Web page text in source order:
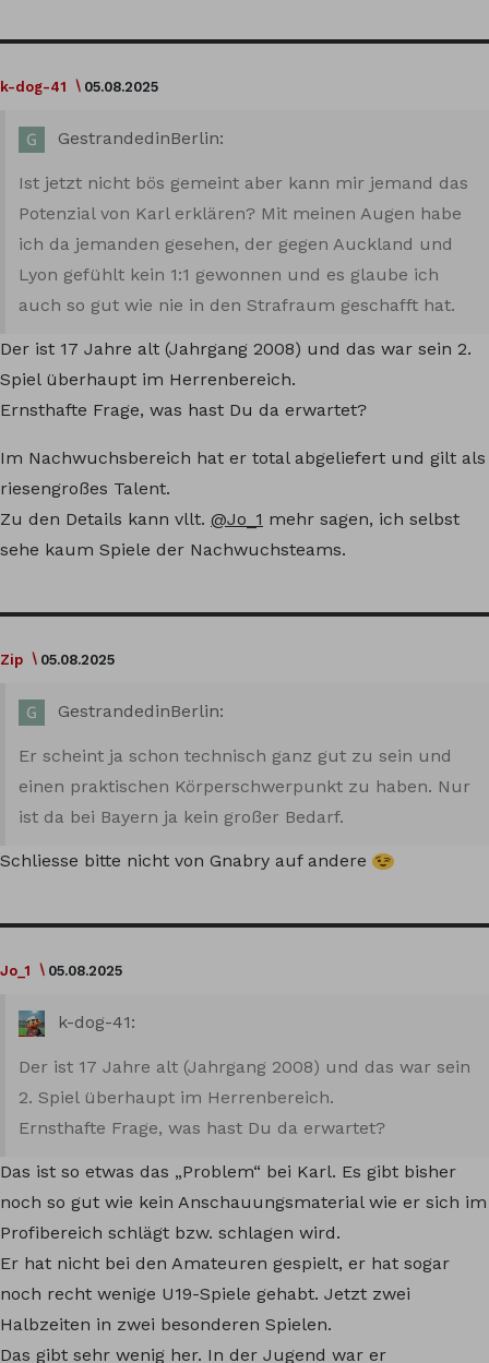
k-dog-41 05.08.2025
GestrandedinBerlin:
Ist jetzt nicht bös gemeint aber kann mir jemand das
Potenzial von Karl erklären? Mit meinen Augen habe
ich da jemanden gesehen, der gegen Auckland und
Lyon gefühlt kein 1:1 gewonnen und es glaube ich
auch so gut wie nie in den Strafraum geschafft hat.
Der ist 17 Jahre alt (Jahrgang 2008) und das war sein 2.
Spiel überhaupt im Herrenbereich.
Ernsthafte Frage, was hast Du da erwartet?
Im Nachwuchsbereich hat er total abgeliefert und gilt als
riesengroßes Talent.
Zu den Details kann vllt. @Jo_1 mehr sagen, ich selbst
sehe kaum Spiele der Nachwuchsteams.
Zip 05.08.2025
GestrandedinBerlin:
Er scheint ja schon technisch ganz gut zu sein und
einen praktischen Körperschwerpunkt zu haben. Nur
ist da bei Bayern ja kein großer Bedarf.
Schliesse bitte nicht von Gnabry auf andere
Jo_1 05.08.2025
k-dog-41:
Der ist 17 Jahre alt (Jahrgang 2008) und das war sein
2. Spiel überhaupt im Herrenbereich.
Ernsthafte Frage, was hast Du da erwartet?
Das ist so etwas das „Problem“ bei Karl. Es gibt bisher
noch so gut wie kein Anschauungsmaterial wie er sich im
Profibereich schlägt bzw. schlagen wird.
Er hat nicht bei den Amateuren gespielt, er hat sogar
noch recht wenige U19-Spiele gehabt. Jetzt zwei
Halbzeiten in zwei besonderen Spielen.
Das gibt sehr wenig her. In der Jugend war er